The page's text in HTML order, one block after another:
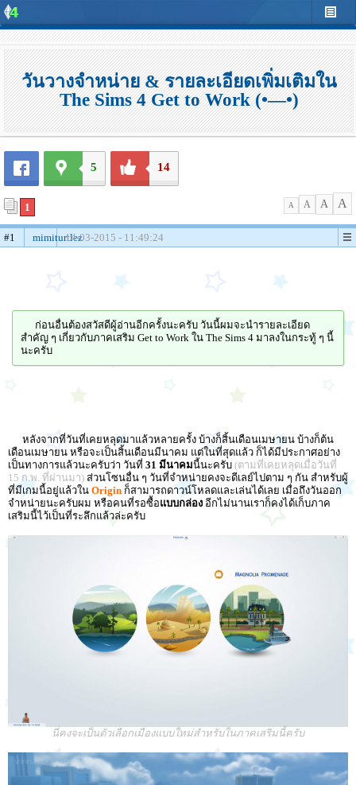
วันวางจำหน่าย & รายละเอียดเพิ่มเติมใน
The Sims 4 Get to Work (•—•)
5 14
1 A A A A
#1 mimiturtlez14-03-2015 - 11:49:24
ก่อนอื่นต้องสวัสดีผู้อ่านอีกครั้งนะครับ วันนี้ผมจะนำรายละเอียด
สำคัญ ๆ เกี่ยวกับภาคเสริม Get to Work ใน The Sims 4 มาลงในกระทู้ ๆ นี้
นะครับ
หลังจากที่วันที่เคยหลุดมาแล้วหลายครั้ง บ้างก็สิ้นเดือนเมษายน บ้างก็ต้น
เดือนเมษายน หรือจะเป็นสิ้นเดือนมีนาคม แต่ในที่สุดแล้ว ก็ได้มีประกาศอย่าง
เป็นทางการแล้วนะครับว่า วันที่ 31 มีนาคมนี้นะครับ (ตามที่เคยหลุดเมื่อวันที่
15 ก.พ. ที่ผ่านมา) ส่วนโซนอื่น ๆ วันที่จำหน่ายคงจะดีเลย์ไปตาม ๆ กัน สำหรับผู้
ที่มีเกมนี้อยู่แล้วใน Origin ก็สามารถดาวน์โหลดและเล่นได้เลย เมื่อถึงวันออก
จำหน่ายนะครับผม หรือคนที่รอซื้อแบบกล่อง อีกไม่นานเราก็คงได้เก็บภาค
เสริมนี้ไว้เป็นที่ระลึกแล้วล่ะครับ
นี่คงจะเป็นตัวเลือกเมืองแบบใหม่สำหรับในภาคเสริมนี้ครับ